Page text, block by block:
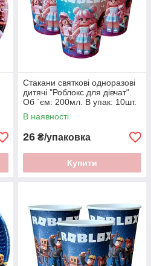
Стакани святкові одноразові
дитячі "Роблокс для дiвчат".
Об `єм: 200мл. В упак: 10шт.
В наявності
26 ₴/упаковка
Купити